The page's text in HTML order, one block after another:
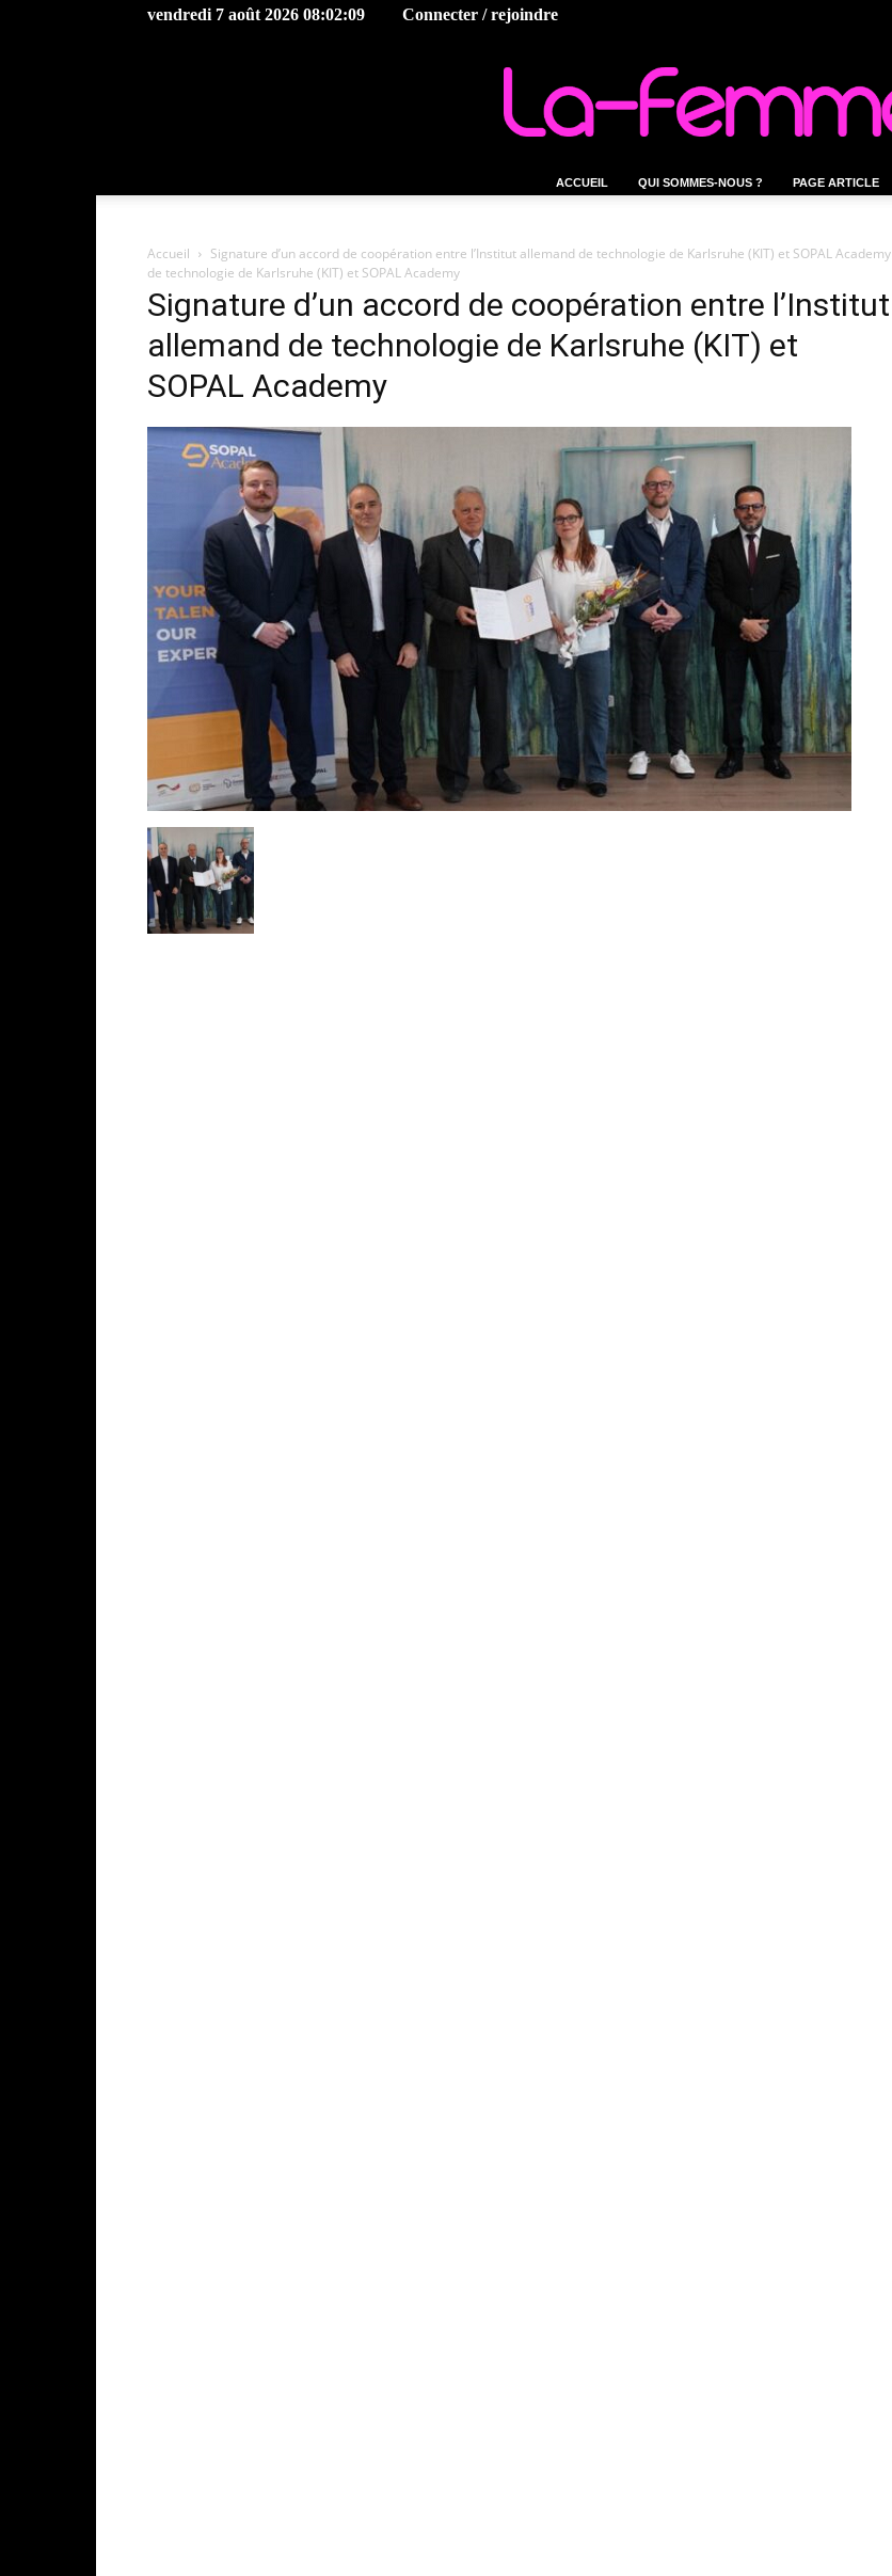
vendredi 7 août 2026 08:02:09 Connecter / rejoindre
femme.tn
ACCUEIL QUI SOMMES-NOUS ? PAGE ARTICLE
Accueil Signature d’un accord de coopération entre l’Institut allemand de technologie de Karlsruhe (KIT) et SOPAL Academy
de technologie de Karlsruhe (KIT) et SOPAL Academy
Signature d’un accord de coopération entre l’Institut
allemand de technologie de Karlsruhe (KIT) et
SOPAL Academy